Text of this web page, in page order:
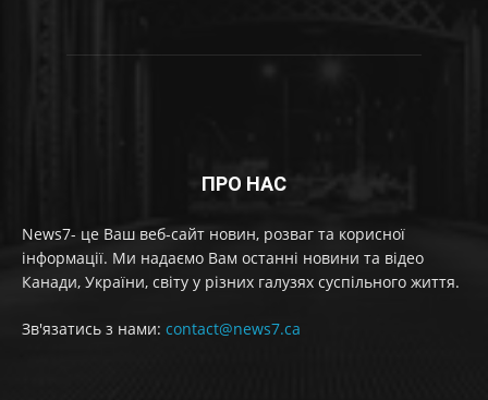
ПРО НАС
News7- це Ваш веб-сайт новин, розваг та корисної
інформації. Ми надаємо Вам останні новини та відео
Канади, України, світу у різних галузях суспільного життя.
Зв'язатись з нами: contact@news7.ca